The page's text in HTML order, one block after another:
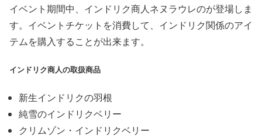
イベント期間中、インドリク商人ネヌラウレのが登場しま
す。イベントチケットを消費して、インドリク関係のアイ
テムを購入することが出来ます。
インドリク商人の取扱商品
新生インドリクの羽根
純雪のインドリクベリー
クリムゾン・インドリクベリー